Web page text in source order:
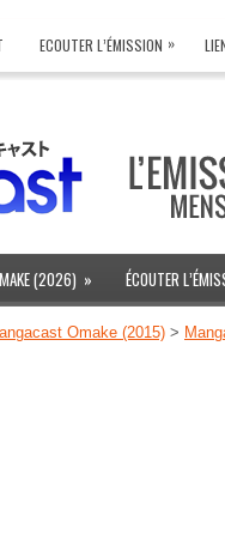
ECOUTER L’ÉMISSION »
(2026) » ÉCOUTER
Omake (2015) >